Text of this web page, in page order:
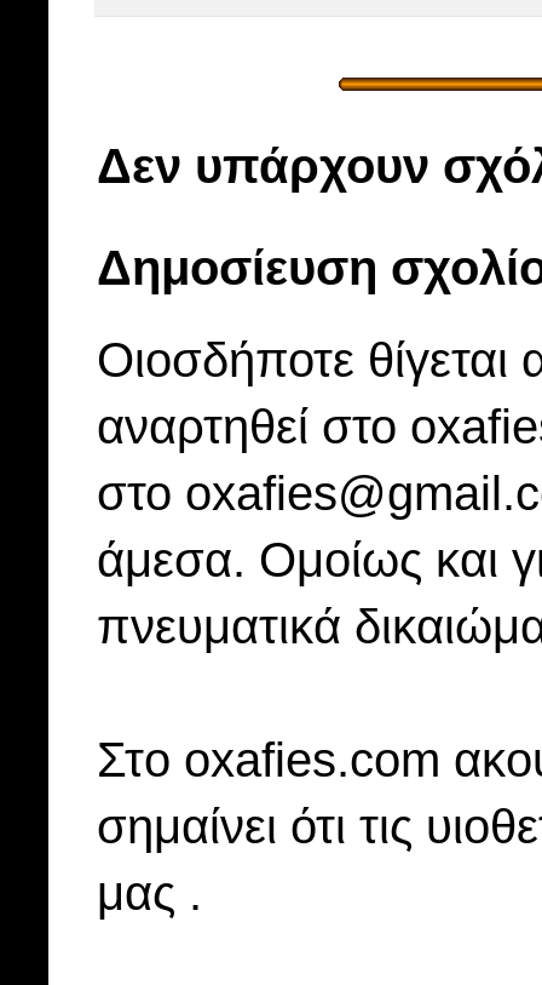
Δεν υπάρχουν
Δημοσίευση
Οιοσδήποτε
αναρτηθεί στο
στο
άμεσα. Ομοίως και
πνευματικά
Στo oxafies.com
σημαίνει ότι τις
μας .